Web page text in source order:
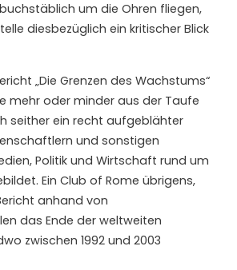
um die Ohren fliegen,
diesbezüglich ein kritischer Blick
„Die Grenzen des Wachstums“
mehr oder minder aus der Taufe
seither ein recht aufgeblähter
und sonstigen
Politik und Wirtschaft rund um
Ein Club of Rome übrigens,
anhand von
das Ende der weltweiten
zwischen 1992 und 2003